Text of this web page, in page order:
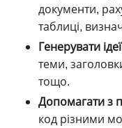
документи,
таблиці,
Генерувати ідеї
теми,
тощо.
Допомагати з
код різними